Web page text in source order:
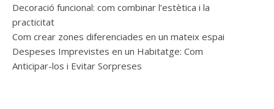
Decoració funcional: com combinar l’estètica i la
practicitat
Com crear zones diferenciades en un mateix espai
Despeses Imprevistes en un Habitatge: Com
Anticipar-los i Evitar Sorpreses